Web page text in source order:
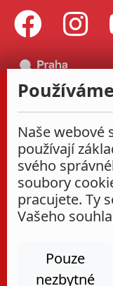
Naše webové
používají
svého
soubory
pracujete. Ty
Vašeho
Pouze
nezbytné